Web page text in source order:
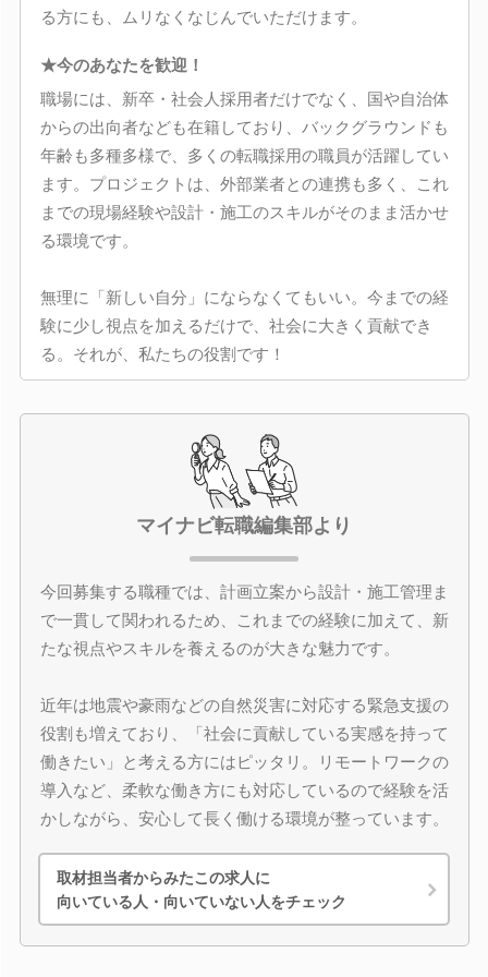
る方にも、ムリなくなじんでいただけます。
★今のあなたを歓迎！
職場には、新卒・社会人採用者だけでなく、国や自治体
からの出向者なども在籍しており、バックグラウンドも
年齢も多種多様で、多くの転職採用の職員が活躍してい
ます。プロジェクトは、外部業者との連携も多く、これ
までの現場経験や設計・施工のスキルがそのまま活かせ
る環境です。
無理に「新しい自分」にならなくてもいい。今までの経
験に少し視点を加えるだけで、社会に大きく貢献でき
る。それが、私たちの役割です！
マイナビ転職編集部より
今回募集する職種では、計画立案から設計・施工管理ま
で一貫して関われるため、これまでの経験に加えて、新
たな視点やスキルを養えるのが大きな魅力です。
近年は地震や豪雨などの自然災害に対応する緊急支援の
役割も増えており、「社会に貢献している実感を持って
働きたい」と考える方にはピッタリ。リモートワークの
導入など、柔軟な働き方にも対応しているので経験を活
かしながら、安心して長く働ける環境が整っています。
取材担当者からみたこの求人に
向いている人・向いていない人をチェック